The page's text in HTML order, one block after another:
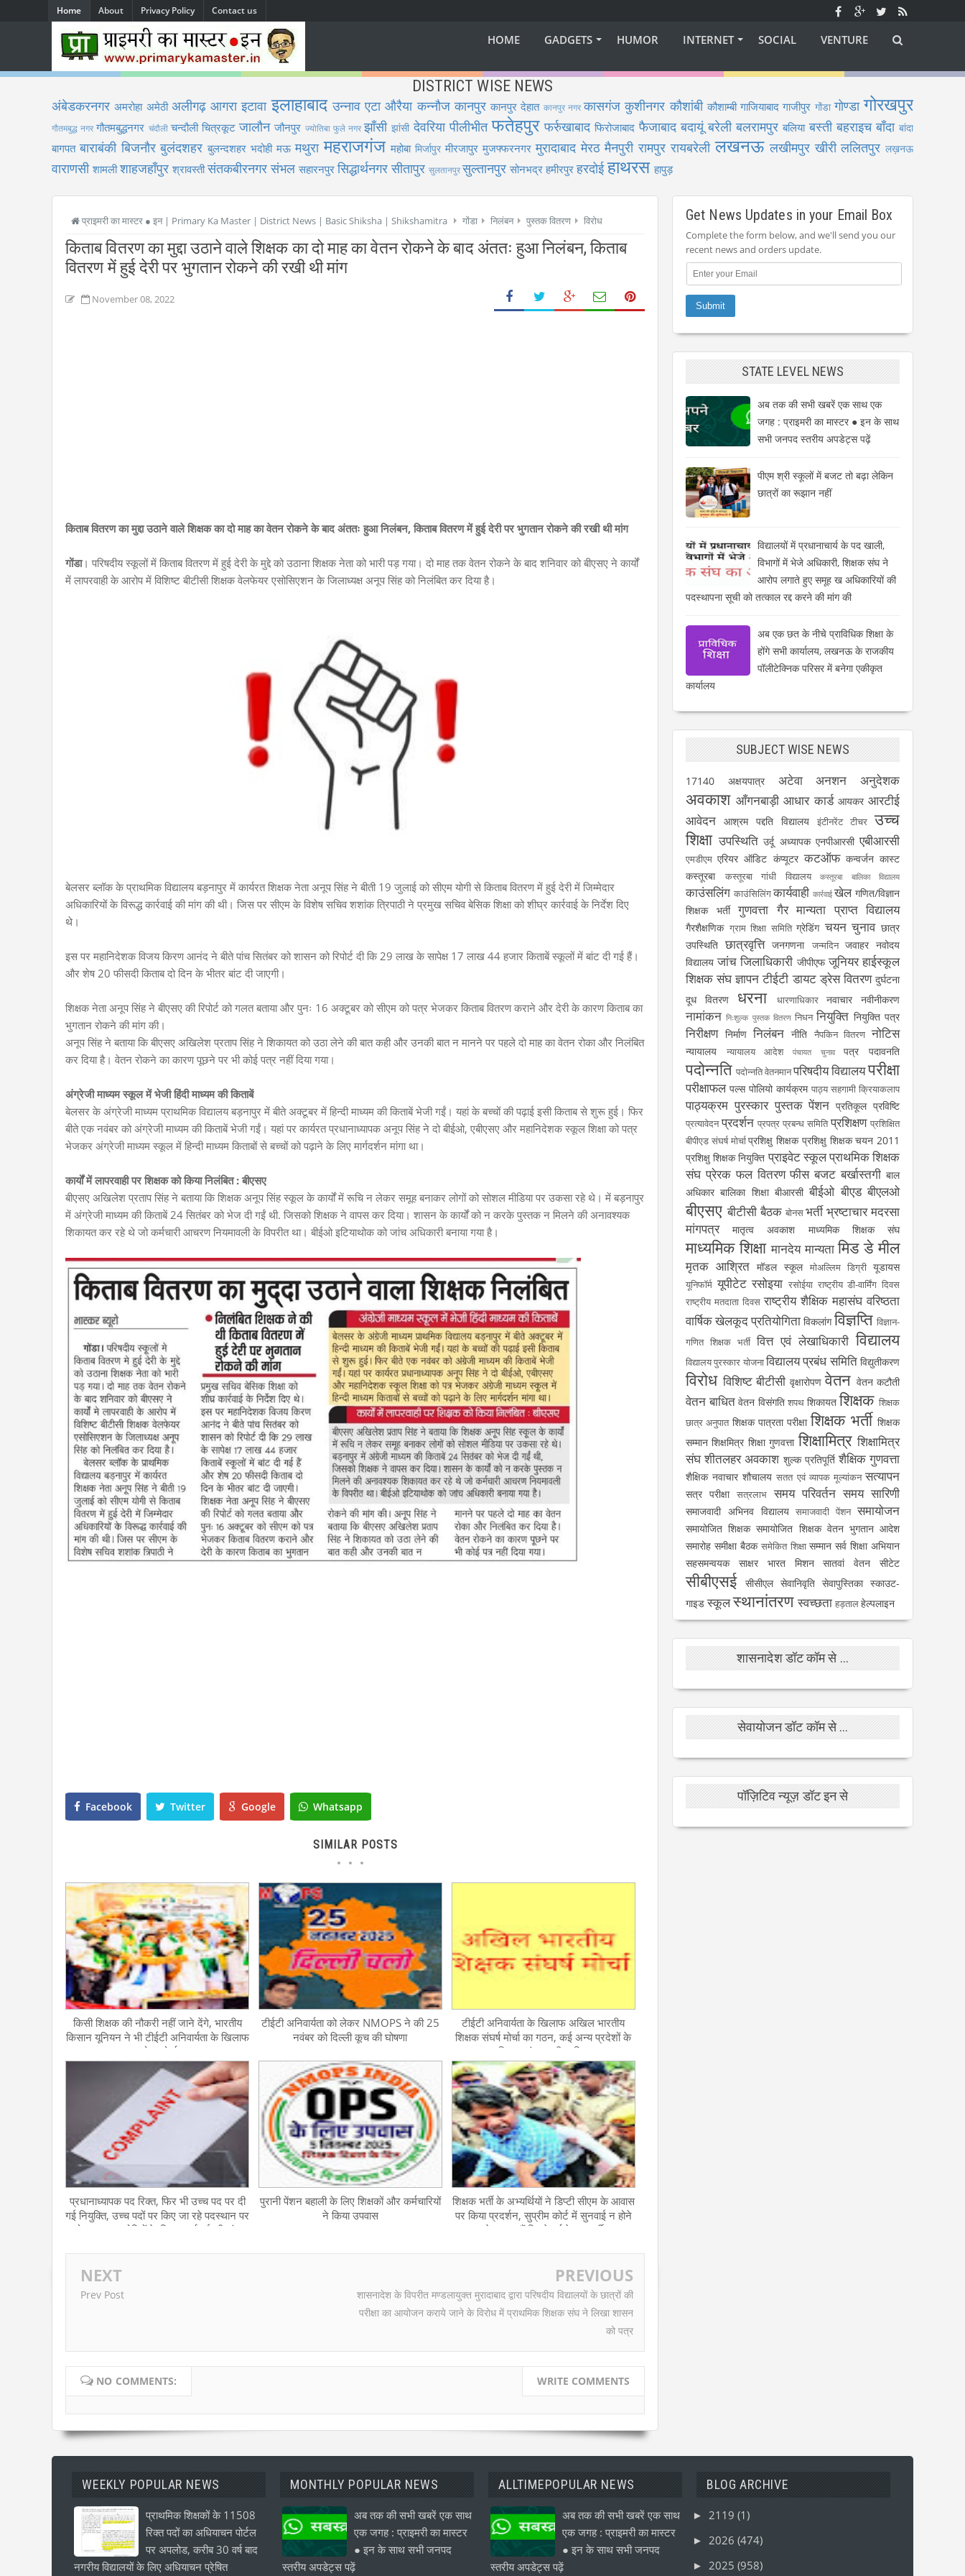
Home About Privacy Policy Contact us
HOME GADGETS HUMOR INTERNET SOCIAL VENTURE
DISTRICT WISE NEWS
अंबेडकरनगर अमरोहा अमेठी अलीगढ़ आगरा इटावा इलाहाबाद उन्नाव एटा औरैया कन्नौज कानपुर कानपुर देहात कानपुर नगर कासगंज कुशीनगर कौशांबी कौशाम्बी गाजियाबाद गाजीपुर गोंडा गोण्डा गोरखपुर
गौतमबुद्ध नगर गौतमबुद्धनगर चंदौली चन्दौली चित्रकूट जालौन जौनपुर ज्योतिबा फुले नगर झाँसी झांसी देवरिया पीलीभीत फतेहपुर फर्रुखाबाद फिरोजाबाद फैजाबाद बदायूं बरेली बलरामपुर बलिया बस्ती बहराइच बाँदा बांदा
बागपत बाराबंकी बिजनौर बुलंदशहर बुलन्दशहर भदोही मऊ मथुरा महराजगंज महोबा मिर्जापुर मीरजापुर मुजफ्फरनगर मुरादाबाद मेरठ मैनपुरी रामपुर रायबरेली लखनऊ लखीमपुर खीरी ललितपुर लख़नऊ
वाराणसी शामली शाहजहाँपुर श्रावस्ती संतकबीरनगर संभल सहारनपुर सिद्धार्थनगर सीतापुर सुलतानपुरसुल्तानपुर सोनभद्र हमीरपुर हरदोई हाथरस हापुड़
प्राइमरी का मास्टर ● इन | Primary Ka Master | District News | Basic Shiksha | Shikshamitra गोंडा निलंबन पुस्तक वितरण विरोध
किताब वितरण का मुद्दा उठाने वाले शिक्षक का दो माह का वेतन रोकने के बाद अंततः हुआ निलंबन, किताब
वितरण में हुई देरी पर भुगतान रोकने की रखी थी मांग
November 08, 2022
किताब वितरण का मुद्दा उठाने वाले शिक्षक का दो माह का वेतन रोकने के बाद अंततः हुआ निलंबन, किताब वितरण में हुई देरी पर भुगतान रोकने की रखी थी मांग
गोंडा। परिषदीय स्कूलों में किताब वितरण में हुई देरी के मुद्दे को उठाना शिक्षक नेता को भारी पड़ गया। दो माह तक वेतन रोकने के बाद शनिवार को बीएसए ने कार्यों
में लापरवाही के आरोप में विशिष्ट बीटीसी शिक्षक वेलफेयर एसोसिएशन के जिलाध्यक्ष अनूप सिंह को निलंबित कर दिया है।
बेलसर ब्लॉक के प्राथमिक विद्यालय बड़नापुर में कार्यरत शिक्षक नेता अनूप सिंह ने बीती 19 जुलाई को सीएम योगी से किताब वितरण में हुई देरी में जिम्मेदार
अधिकारियों के विरूद्ध कार्रवाई की मांग की थी। जिस पर सीएम के विशेष सचिव शशांक त्रिपाठी ने प्रमुख सचिव बेसिक शिक्षा को शीघ्र कार्रवाई के निर्देश दिए
थे।
इस पर महानिदेशक विजय किरण आनंद ने बीते पांच सितंबर को शासन को रिपोर्ट दी कि 29 लाख के सापेक्ष 17 लाख 44 हजार किताबें स्कूलों में बांट दी गई हैं।
और शेष 20 फीसदी किताब दो दिन के भीतर बांट दी जाएगी।
शिक्षक नेता अनूप सिंह ने बीएसए की रिपोर्ट को गलत बताया और पुनः 16 अक्टूबर को सीएम को पत्र भेजकर किताब वितरण कराने और देरी के कारण किताब का
भुगतान रोकने की मांग की।
अनूप सिंह ने बताया कि बीएसए अखिलेश प्रताप सिंह ने शिकायत को उठा लेने की बात कही और उनकी बात न मानने पर पहले दो माह का वेतन रोका और निलंबित
कर दिया है। वेतन रोकने का कारण पूछने पर भी कोई पत्र नहीं दिया गया।
अंग्रेजी माध्यम स्कूल में भेजी हिंदी माध्यम की किताबें
बेलसर के अंग्रेजी माध्यम प्राथमिक विद्यालय बड़नापुर में बीते अक्टूबर में हिन्दी माध्यम की किताबें भेजी गईं। यहां के बच्चों की पढ़ाई इसी किताब से शुरू हुई। फिर
बीते एक नवंबर को अंग्रेजी माध्यम की किताबें भेजी गईं। यहां पर कार्यरत प्रधानाध्यापक अनूप सिंह ने दो बीईओ, एबीएसए और महानिदेशक स्कूल शिक्षा को पत्र
भेजकर अंग्रेजी माध्यम स्कूल में हिन्दी माध्यम किताबों से बच्चों को पढ़ाने के लिए मार्गदर्शन मांगा था।
कार्यों में लापरवाही पर शिक्षक को किया निलंबित : बीएसए
बीएसए अखिलेश प्रताप सिंह ने बताया कि शिक्षक अनूप सिंह स्कूल के कार्यों में रूचि न लेकर समूह बनाकर लोगों को सोशल मीडिया पर उकसा रहे थे। में बड़नापुर
में अंग्रेजी माध्यम की किताबें 24 सितंबर को भेज दी गईं थी. जिसको शिक्षक ने वापस कर दिया। शासन के कार्यों को न करके पुस्तक न मिलने की अनावश्यक
शिकायत कर रहे थे जो कर्मचारी आचरण नियमावली के विपरीत था। बीईओ इटियाथोक को जांच अधिकारी बनाया गया है।
Facebook Twitter Google Whatsapp
SIMILAR POSTS
किसी शिक्षक की नौकरी नहीं जाने देंगे, भारतीय
किसान यूनियन ने भी टीईटी अनिवार्यता के खिलाफ
खोला मोर्चा
टीईटी अनिवार्यता को लेकर NMOPS ने की 25
नवंबर को दिल्ली कूच की घोषणा
टीईटी अनिवार्यता के खिलाफ अखिल भारतीय
शिक्षक संघर्ष मोर्चा का गठन, कई अन्य प्रदेशों के
शिक्षक संगठन भी शामिल
प्रधानाध्यापक पद रिक्त, फिर भी उच्च पद पर दी
गई नियुक्ति, उच्च पदों पर किए जा रहे पदस्थान पर
रोक लगाकर दोषियों के विरुद्ध कार्रवाई की मांग
पुरानी पेंशन बहाली के लिए शिक्षकों और कर्मचारियों
ने किया उपवास
शिक्षक भर्ती के अभ्यर्थियों ने डिप्टी सीएम के आवास
पर किया प्रदर्शन, सुप्रीम कोर्ट में सुनवाई न होने
से नाराज हैं पिछड़े वर्ग के अभ्यर्थी
NEXT
Prev Post
PREVIOUS
शासनादेश के विपरीत मण्डलायुक्त मुरादाबाद द्वारा परिषदीय विद्यालयों के छात्रों की
परीक्षा का आयोजन कराये जाने के विरोध में प्राथमिक शिक्षक संघ ने लिखा शासन
को पत्र
NO COMMENTS: WRITE COMMENTS
Get News Updates in your Email Box
Complete the form below, and we'll send you our
recent news and orders update.
STATE LEVEL NEWS
अब तक की सभी खबरें एक साथ एक
जगह : प्राइमरी का मास्टर ● इन के साथ
सभी जनपद स्तरीय अपडेट्स पढ़ें
पीएम श्री स्कूलों में बजट तो बढ़ा लेकिन
छात्रों का रूझान नहीं
विद्यालयों में प्रधानाचार्य के पद खाली,
विभागों में भेजे अधिकारी, शिक्षक संघ ने
आरोप लगाते हुए समूह ख अधिकारियों की
पदस्थापना सूची को तत्काल रद्द करने की मांग की
अब एक छत के नीचे प्राविधिक शिक्षा के
होंगे सभी कार्यालय, लखनऊ के राजकीय
पॉलीटेक्निक परिसर में बनेगा एकीकृत
कार्यालय
SUBJECT WISE NEWS
17140 अक्षयपात्र अटेवा अनशन अनुदेशक
अवकाश आँगनबाड़ी आधार कार्ड आयकर आरटीई
आवेदन आश्रम पद्दति विद्यालय इंटीनरेंट टीचर उच्च
शिक्षा उपस्थिति उर्दू अध्यापक एनपीआरसी एबीआरसी
एमडीएम एरियर ऑडिट कंप्यूटर कटऑफ कन्वर्जन कास्ट
कस्तूरबा
कस्तूरबा गांधी विद्यालय कस्तूरबा बालिका विद्यालय
काउंसलिंग काउंसिलिंग कार्यवाही कार्रवाई खेल गणित/विज्ञान
शिक्षक भर्ती
गुणवत्ता गैर मान्यता प्राप्त विद्यालय
गैरशैक्षणिक ग्राम शिक्षा समिति ग्रेडिंग चयन चुनाव छात्र
उपस्थिति छात्रवृत्ति जनगणना जन्मदिन जवाहर नवोदय
विद्यालय जांच जिलाधिकारी जीपीएफ जूनियर हाईस्कूल
शिक्षक संघ ज्ञापन टीईटी डायट ड्रेस वितरण दुर्घटना
दूध वितरण
धरना धारणाधिकार नवाचार नवीनीकरण
नामांकन निःशुल्क पुस्तक वितरण निधन नियुक्ति नियुक्ति पत्र
निरीक्षण निर्माण निलंबन नीति नैपकिन वितरण नोटिस
न्यायालय न्यायालय आदेश पंचायत चुनाव पत्र पदावनति
पदोन्नति पदोन्नति वेतनमानपरिषदीय विद्यालयपरीक्षा
परीक्षाफल पल्स पोलियो कार्यक्रम पाठ्य सहगामी क्रियाकलाप
पाठ्यक्रम पुरस्कार पुस्तक पेंशन प्रतिकूल प्रविष्टि
प्रत्यावेदन प्रदर्शन प्रपत्र प्रबन्ध समिति प्रशिक्षण प्रशिक्षित
बीपीएड संघर्ष मोर्चा प्रशिक्षु शिक्षक प्रशिक्षु शिक्षक चयन 2011
प्रशिक्षु शिक्षक नियुक्ति प्राइवेट स्कूलप्राथमिक शिक्षक
संघ प्रेरक फल वितरण फीस बजट बर्खास्तगी बाल
अधिकार बालिका शिक्षा बीआरसी बीईओ बीएड बीएलओ
बीएसए बीटीसी बैठक बोनस भर्ती भ्रष्टाचार मदरसा
मांगपत्र
मातृत्व अवकाश माध्यमिक शिक्षक संघ
माध्यमिक शिक्षा मानदेय मान्यता मिड डे मील
मृतक आश्रित मॉडल स्कूल मोअल्लिम डिग्री यूडायस
यूनिफॉर्म यूपीटेट रसोइया रसोईया राष्ट्रीय डी-वार्मिंग दिवस
राष्ट्रीय मतदाता दिवस राष्ट्रीय शैक्षिक महासंघ वरिष्ठता
वार्षिक खेलकूद प्रतियोगिता विकलांग विज्ञप्ति विज्ञान-
गणित शिक्षक भर्ती वित्त एवं लेखाधिकारी विद्यालय
विद्यालय पुरस्कार योजनाविद्यालय प्रबंध समिति विद्युतीकरण
विरोध विशिष्ट बीटीसी वृक्षारोपण वेतन वेतन कटौती
वेतन बाधित वेतन विसंगति शपथ शिकायत शिक्षक शिक्षक
छात्र अनुपात शिक्षक पात्रता परीक्षा शिक्षक भर्ती शिक्षक
सम्मान शिक्षमित्र शिक्षा गुणवत्ता शिक्षामित्र शिक्षामित्र
संघ शीतलहर अवकाश शुल्क प्रतिपूर्ति शैक्षिक गुणवत्ता
शैक्षिक नवाचार शौचालय सतत एवं व्यापक मूल्यांकन सत्यापन
सत्र परीक्षा सत्रलाभ समय परिवर्तन समय सारिणी
समाजवादी अभिनव विद्यालय समाजवादी पेंशन समायोजन
समायोजित शिक्षक समायोजित शिक्षक वेतन भुगतान आदेश
समारोह समीक्षा बैठक समेकित शिक्षा सम्मान सर्व शिक्षा अभियान
सहसमन्वयक
साक्षर भारत मिशन सातवां वेतन सीटेट
सीबीएसई सीसीएल सेवानिवृति सेवापुस्तिका स्काउट-
गाइड स्कूलस्थानांतरण स्वच्छता हड़तालहेल्पलाइन
शासनादेश डॉट कॉम से ...
सेवायोजन डॉट कॉम से ...
पॉज़िटिव न्यूज़ डॉट इन से
WEEKLY POPULAR NEWS
प्राथमिक शिक्षकों के 11508
रिक्त पदों का अधियाचन पोर्टल
पर अपलोड, करीब 30 वर्ष बाद
नगरीय विद्यालयों के लिए अधियाचन प्रेषित
MONTHLY POPULAR NEWS
अब तक की सभी खबरें एक साथ
एक जगह : प्राइमरी का मास्टर
● इन के साथ सभी जनपद
स्तरीय अपडेट्स पढ़ें
ALLTIMEPOPULAR NEWS
अब तक की सभी खबरें एक साथ
एक जगह : प्राइमरी का मास्टर
● इन के साथ सभी जनपद
स्तरीय अपडेट्स पढ़ें
BLOG ARCHIVE
► 2119(1)
► 2026(474)
► 2025(958)